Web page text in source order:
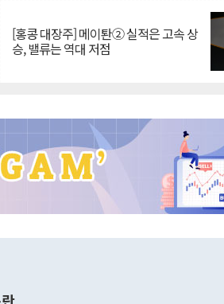
[홍콩 대장주] 메이퇀② 실적은 고속 상
승, 밸류는 역대 저점